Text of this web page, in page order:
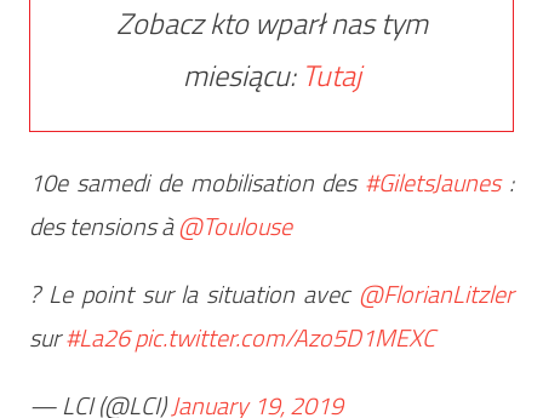
Zobacz kto wparł nas tym
miesiącu: Tutaj
10e samedi de mobilisation des#GiletsJaunes:
des tensions à@Toulouse
? Le point sur la situation avec@FlorianLitzler
sur#La26pic.twitter.com/Azo5D1MEXC
— LCI (@LCI)January 19, 2019